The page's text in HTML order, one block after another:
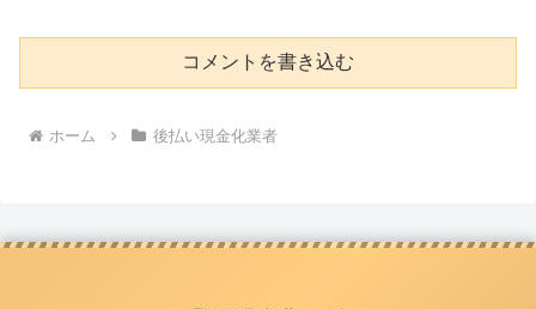
コメントを書き込む
ホーム 後払い現金化業者